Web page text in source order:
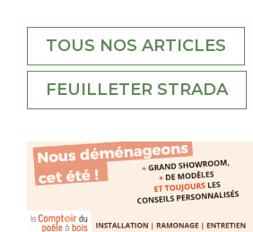
TOUS NOS ARTICLES
FEUILLETER STRADA